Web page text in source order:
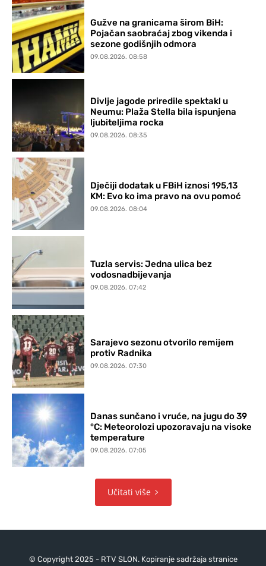
Gužve na granicama širom BiH:
Pojačan saobraćaj zbog vikenda i
sezone godišnjih odmora
09.08.2026. 08:58
Divlje jagode priredile spektakl u
Neumu: Plaža Stella bila ispunjena
ljubiteljima rocka
09.08.2026. 08:35
Dječiji dodatak u FBiH iznosi 195,13
KM: Evo ko ima pravo na ovu pomoć
09.08.2026. 08:04
Tuzla servis: Jedna ulica bez
vodosnadbijevanja
09.08.2026. 07:42
Sarajevo sezonu otvorilo remijem
protiv Radnika
09.08.2026. 07:30
Danas sunčano i vruće, na jugu do 39
°C: Meteorolozi upozoravaju na visoke
temperature
09.08.2026. 07:05
Učitati više
© Copyright 2025 - RTV SLON. Kopiranje sadržaja stranice